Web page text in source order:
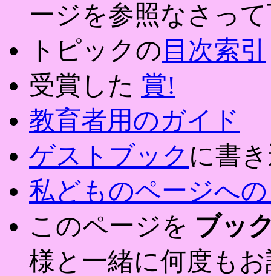
ージを参照なさっ
トピックの 目次索引
受賞した 賞!
教育者用のガイド
ゲストブック に書
私どものページへ
このページを ブッ
様と一緒に何度も